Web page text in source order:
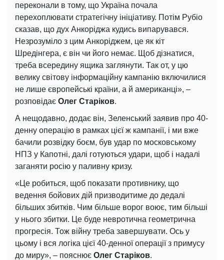
переконали в тому, що Україна почала
перехоплювати стратегічну ініціативу. Потім Рубіо
сказав, що дух Анкоріджа кудись випарувався.
Незрозуміло з цим Анкоріджем, це як кіт
Шредінгера, є він чи його немає. Щоб дізнатися,
треба всередину ящика заглянути. Так от, у цю
велику світову інформаційну кампанію включилися
не лише європейські країни, а й американці», –
розповідає Олег Старіков.
А нещодавно, додає він, Зеленський заявив про 40-
денну операцію в рамках цієї ж кампанії, і ми вже
бачили розвідку боєм, був удар по московському
НПЗ у Капотні, далі готуються удари, щоб і надалі
заганяти росію у паливну кризу.
«Це робиться, щоб показати противнику, що
ведення бойових дій призводитиме до дедалі
більших збитків. Чим більше ворог воює, тим більші
у нього збитки. Це буде невротична геометрична
прогресія. Тож війну треба завершувати. Ось у
цьому і вся логіка цієї 40-денної операції з примусу
до миру», – пояснює Олег Старіков.